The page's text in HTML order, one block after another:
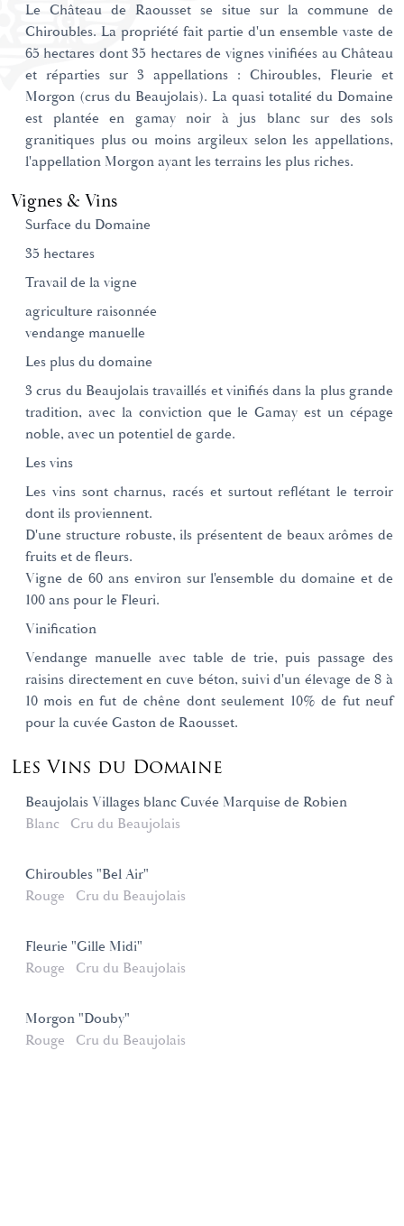
Le Château de Raousset se situe sur la commune de
Chiroubles. La propriété fait partie d'un ensemble vaste de
65 hectares dont 35 hectares de vignes vinifiées au Château
et réparties sur 3 appellations : Chiroubles, Fleurie et
Morgon (crus du Beaujolais). La quasi totalité du Domaine
est plantée en gamay noir à jus blanc sur des sols
granitiques plus ou moins argileux selon les appellations,
l'appellation Morgon ayant les terrains les plus riches.
Vignes & Vins
Surface du Domaine
35 hectares
Travail de la vigne
agriculture raisonnée
vendange manuelle
Les plus du domaine
3 crus du Beaujolais travaillés et vinifiés dans la plus grande
tradition, avec la conviction que le Gamay est un cépage
noble, avec un potentiel de garde.
Les vins
Les vins sont charnus, racés et surtout reflétant le terroir
dont ils proviennent.
D'une structure robuste, ils présentent de beaux arômes de
fruits et de fleurs.
Vigne de 60 ans environ sur l'ensemble du domaine et de
100 ans pour le Fleuri.
Vinification
Vendange manuelle avec table de trie, puis passage des
raisins directement en cuve béton, suivi d'un élevage de 8 à
10 mois en fut de chêne dont seulement 10% de fut neuf
pour la cuvée Gaston de Raousset.
Les Vins du Domaine
Beaujolais Villages blanc Cuvée Marquise de Robien
Blanc
Cru du Beaujolais
Chiroubles "Bel Air"
Rouge
Cru du Beaujolais
Fleurie "Gille Midi"
Rouge
Cru du Beaujolais
Morgon "Douby"
Rouge
Cru du Beaujolais